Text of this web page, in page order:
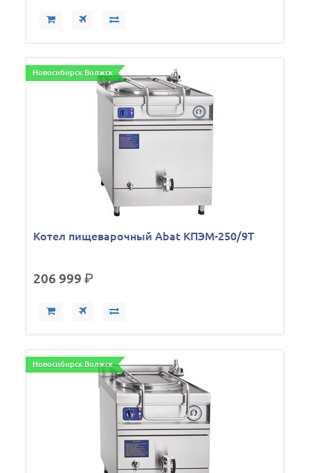
Новосибирск Волжск
Котел пищеварочный Abat КПЭМ-250/9Т
206 999р.
Новосибирск Волжск